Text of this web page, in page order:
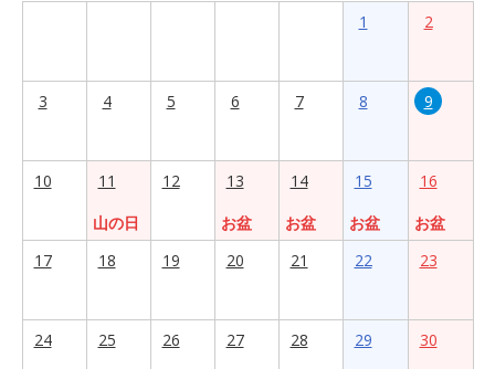
1 2
3 4 5 6 7 8 9
10
11
山の日
12
13
お盆
14
お盆
15
お盆
16
お盆
17
18 19 20 21 22 23
24 25 26 27 28 29 30